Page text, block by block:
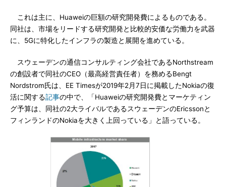
これは主に、Huaweiの巨額の研究開発費によるものである。
同社は、市場をリードする研究開発と比較的安価な労働力を武器
に、5Gに特化したインフラの製造と展開を進めている。
スウェーデンの通信コンサルティング会社であるNorthstream
の創設者で同社のCEO（最高経営責任者）を務めるBengt
Nordstrom氏は、EE Timesが2019年2月7日に掲載したNokiaの復
活に関する記事の中で、「Huaweiの研究開発費とマーケティン
グ予算は、同社の2大ライバルであるスウェーデンのEricssonと
フィンランドのNokiaを大きく上回っている」と語っている。